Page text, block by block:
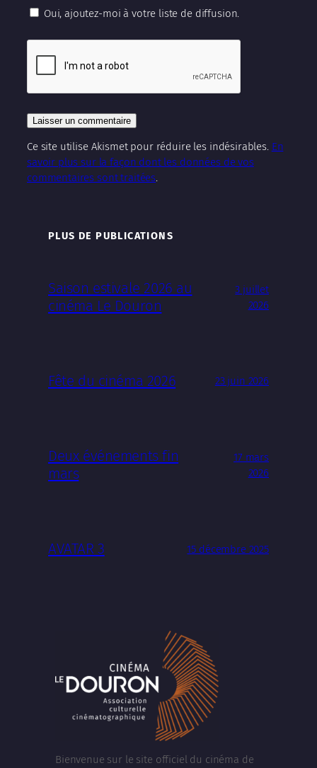
Oui, ajoutez-moi à votre liste de diffusion.
Ce site utilise Akismet pour réduire les indésirables. En
savoir plus sur la façon dont les données de vos
commentaires sont traitées.
PLUS DE PUBLICATIONS
Saison estivale 2026 au
cinéma Le Douron
3 juillet
2026
Fête du cinéma 2026 23 juin 2026
Deux événements fin
mars
17 mars
2026
AVATAR 3 15 décembre 2025
Bienvenue sur le site officiel du cinéma de